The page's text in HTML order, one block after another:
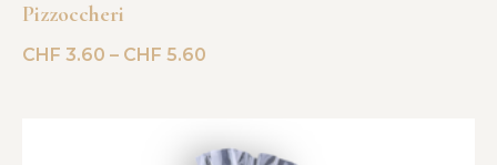
Pizzoccheri
CHF 3.60 – CHF 5.60